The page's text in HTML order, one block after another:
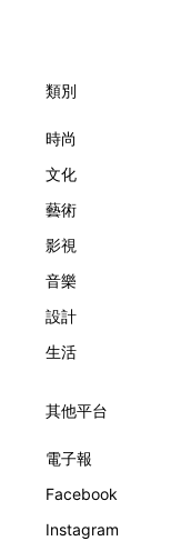
子，以及訴說時間
大主題展區，彰顯
級鐘錶大賞（
擁而吻。雙逆跳機
象概念，而是心跳
Lady Arpels Bal
類別
時尚
文化
藝術
影視
音樂
設計
生活
其他平台
電子報
Facebook
Instagram